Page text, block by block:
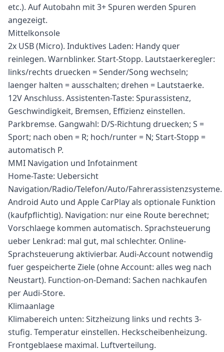
etc.). Auf Autobahn mit 3+ Spuren werden Spuren
angezeigt.
Mittelkonsole
2x USB (Micro). Induktives Laden: Handy quer
reinlegen. Warnblinker. Start-Stopp. Lautstaerkeregler:
links/rechts druecken = Sender/Song wechseln;
laenger halten = ausschalten; drehen = Lautstaerke.
12V Anschluss. Assistenten-Taste: Spurassistenz,
Geschwindigkeit, Bremsen, Effizienz einstellen.
Parkbremse. Gangwahl: D/S-Richtung druecken; S =
Sport; nach oben = R; hoch/runter = N; Start-Stopp =
automatisch P.
MMI Navigation und Infotainment
Home-Taste: Uebersicht
Navigation/Radio/Telefon/Auto/Fahrerassistenzsysteme.
Android Auto und Apple CarPlay als optionale Funktion
(kaufpflichtig). Navigation: nur eine Route berechnet;
Vorschlaege kommen automatisch. Sprachsteuerung
ueber Lenkrad: mal gut, mal schlechter. Online-
Sprachsteuerung aktivierbar. Audi-Account notwendig
fuer gespeicherte Ziele (ohne Account: alles weg nach
Neustart). Function-on-Demand: Sachen nachkaufen
per Audi-Store.
Klimaanlage
Klimabereich unten: Sitzheizung links und rechts 3-
stufig. Temperatur einstellen. Heckscheibenheizung.
Frontgeblaese maximal. Luftverteilung.